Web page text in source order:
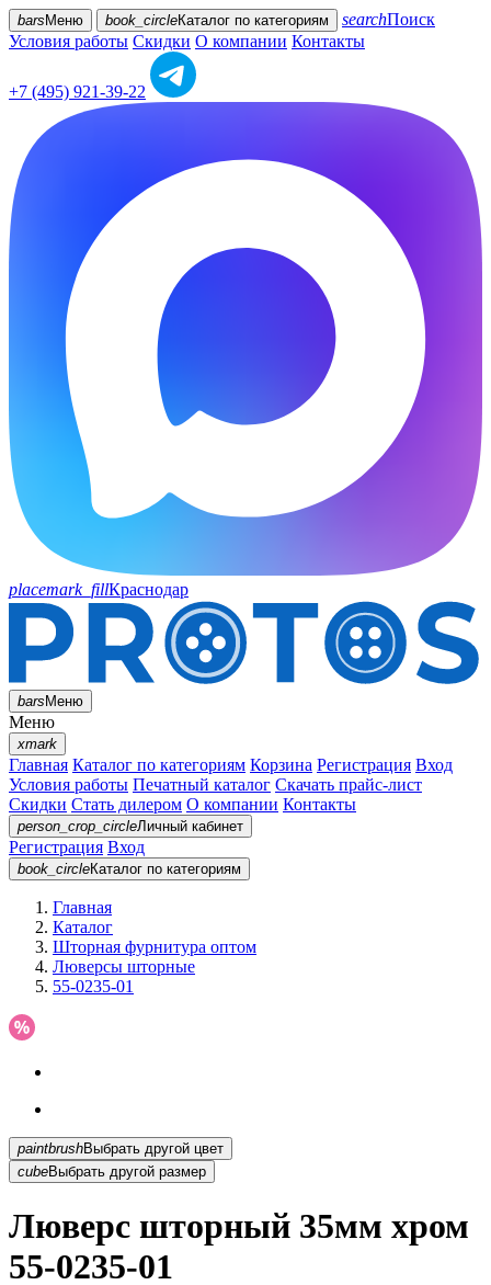
bars Меню book_circleКаталог по категориям searchПоиск
Условия работы Скидки О компании Контакты
+7 (495) 921-39-22
placemark_fillКраснодар
barsМеню
Меню
xmark
Главная Каталог по категориям Корзина Регистрация Вход
Условия работы Печатный каталог Скачать прайс-лист
Скидки Стать дилером О компании Контакты
person_crop_circleЛичный кабинет
Регистрация Вход
book_circleКаталог по категориям
Главная
Каталог
Шторная фурнитура оптом
Люверсы шторные
55-0235-01
paintbrush
Выбрать другой цвет
cubeВыбрать другой размер
Люверс шторный 35мм хром
55-0235-01